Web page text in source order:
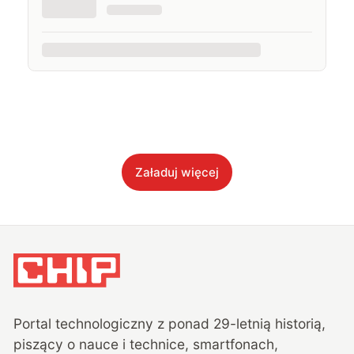
Załaduj więcej
Portal technologiczny z ponad 29-letnią historią,
piszący o nauce i technice, smartfonach,